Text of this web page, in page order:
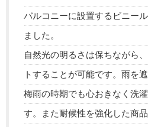
バルコニーに設置するビニー
ました。
自然光の明るさは保ちながら
トすることが可能です。雨を
梅雨の時期でも心おきなく洗
す。また耐候性を強化した商